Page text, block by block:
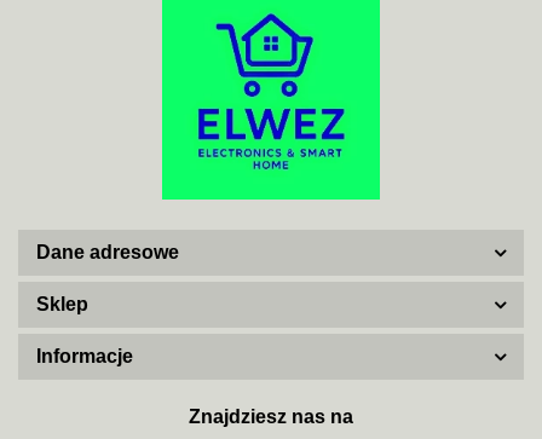
ADATA
AJAX SYSTEMS
Dane adresowe
Sklep
Informacje
Znajdziesz nas na